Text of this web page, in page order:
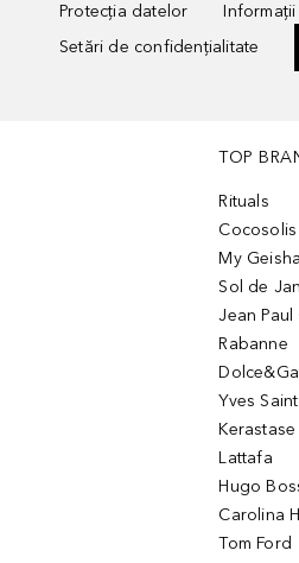
Protecția datelor
Setări de confidențialitate
TOP
Rituals
Cocosolis
My Geisha
Sol de
Jean
Rabanne
Yves
Kerastase
Lattafa
Hugo
Carolina
Tom Ford